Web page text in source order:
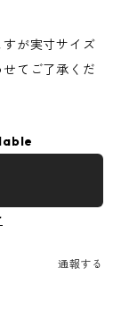
が実寸サイズ
てご了承くだ
通報する